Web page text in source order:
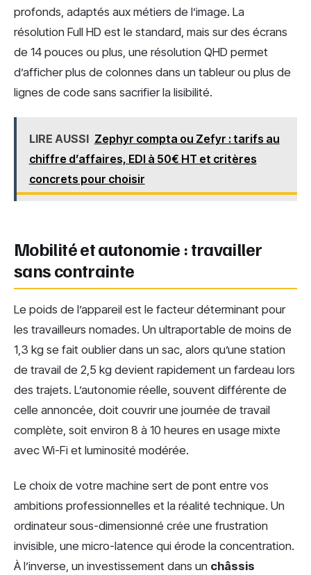
profonds, adaptés aux métiers de l’image. La
résolution Full HD est le standard, mais sur des écrans
de 14 pouces ou plus, une résolution QHD permet
d’afficher plus de colonnes dans un tableur ou plus de
lignes de code sans sacrifier la lisibilité.
LIRE AUSSI Zephyr compta ou Zefyr : tarifs au
chiffre d’affaires, EDI à 50€ HT et critères
concrets pour choisir
Mobilité et autonomie : travailler
sans contrainte
Le poids de l’appareil est le facteur déterminant pour
les travailleurs nomades. Un ultraportable de moins de
1,3 kg se fait oublier dans un sac, alors qu’une station
de travail de 2,5 kg devient rapidement un fardeau lors
des trajets. L’autonomie réelle, souvent différente de
celle annoncée, doit couvrir une journée de travail
complète, soit environ 8 à 10 heures en usage mixte
avec Wi-Fi et luminosité modérée.
Le choix de votre machine sert de pont entre vos
ambitions professionnelles et la réalité technique. Un
ordinateur sous-dimensionné crée une frustration
invisible, une micro-latence qui érode la concentration.
À l’inverse, un investissement dans un châssis